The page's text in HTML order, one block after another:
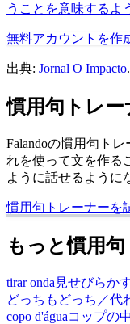
うことを意味するよ
無料アカウントを作
出典: Jornal O Impacto.
慣用句トレ
Falandoの慣用句ト
れを使って文を作る
ように話せるように
慣用句トレーナーを
もっと慣用句
tirar onda 見せびらか
どっちもどっち／代
copo d'águaコップの